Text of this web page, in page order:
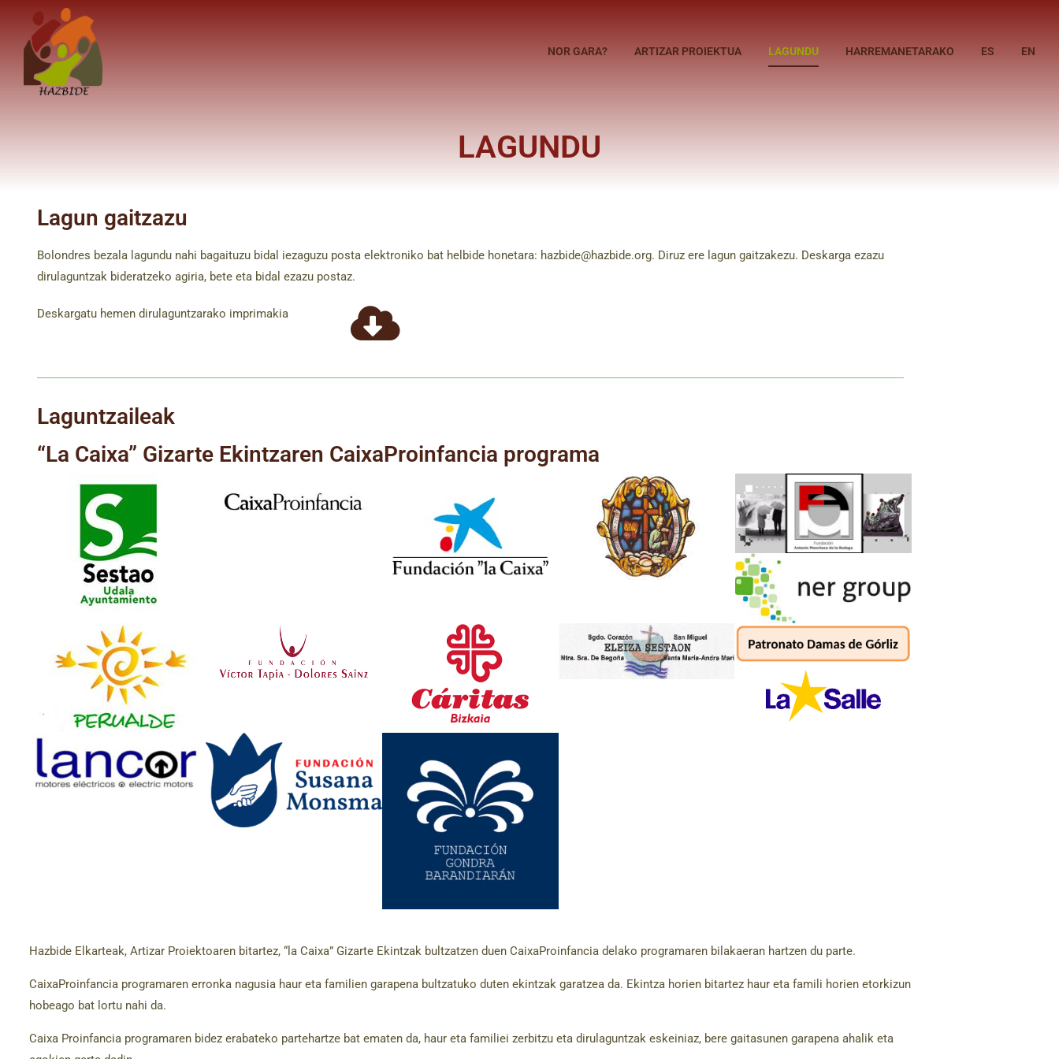
NOR GARA? ARTIZAR PROIEKTUA LAGUNDU HARREMANETARAKO ES EN
LAGUNDU
Lagun gaitzazu
Bolondres bezala lagundu nahi bagaituzu bidal iezaguzu posta elektroniko bat helbide honetara: hazbide@hazbide.org. Diruz ere lagun gaitzakezu. Deskarga ezazu
dirulaguntzak bideratzeko agiria, bete eta bidal ezazu postaz.
Deskargatu hemen dirulaguntzarako imprimakia
Laguntzaileak
“La Caixa” Gizarte Ekintzaren CaixaProinfancia programa
Hazbide Elkarteak, Artizar Proiektoaren bitartez, “la Caixa” Gizarte Ekintzak bultzatzen duen CaixaProinfancia delako programaren bilakaeran hartzen du parte.
CaixaProinfancia programaren erronka nagusia haur eta familien garapena bultzatuko duten ekintzak garatzea da. Ekintza horien bitartez haur eta famili horien etorkizun
hobeago bat lortu nahi da.
Caixa Proinfancia programaren bidez erabateko partehartze bat ematen da, haur eta familiei zerbitzu eta dirulaguntzak eskeiniaz, bere gaitasunen garapena ahalik eta